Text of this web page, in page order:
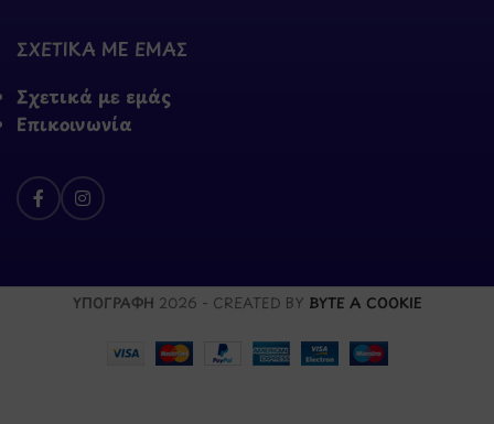
ΣΧΕΤΙΚΑ ΜΕ ΕΜΑΣ
Σχετικά με εμάς
Επικοινωνία
ΥΠΟΓΡΑΦΗ 2026 - CREATED BY BYTE A COOKIE